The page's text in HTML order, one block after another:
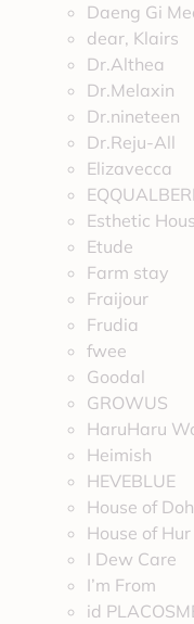
Daeng Gi
dear, Klairs
Dr.Althea
Dr.Melaxin
Dr.nineteen
Dr.Reju-All
Elizavecca
Esthetic
Etude
Farm stay
Fraijour
Frudia
fwee
Goodal
GROWUS
HaruHaru
Heimish
HEVEBLUE
House of
House of Hur
I Dew Care
I’m From
id